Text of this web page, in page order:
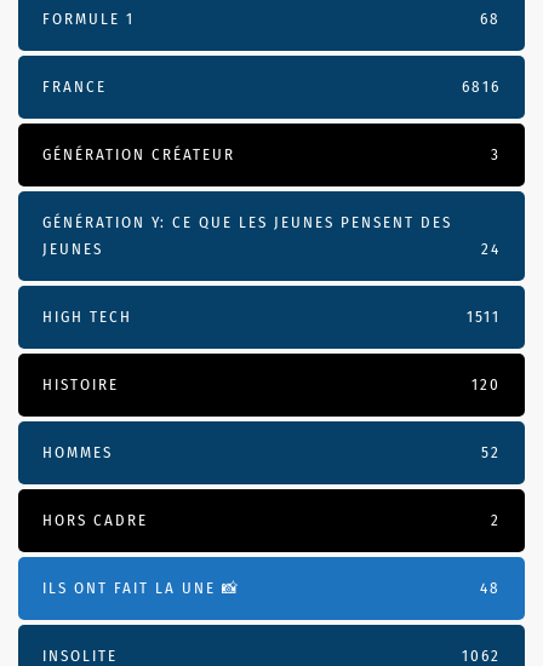
FORMULE 1 68
FRANCE 6816
GÉNÉRATION CRÉATEUR 3
GÉNÉRATION Y: CE QUE LES JEUNES PENSENT DES
JEUNES
24
HIGH TECH 1511
HISTOIRE 120
HOMMES 52
HORS CADRE 2
ILS ONT FAIT LA UNE 📸 48
INSOLITE 1062